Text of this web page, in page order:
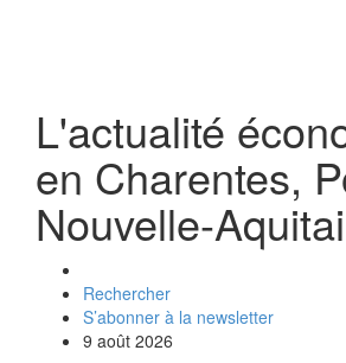
L'actualité
en Charentes,
Nouvelle-
Rechercher
S’abonner à la newsletter
9 août 2026